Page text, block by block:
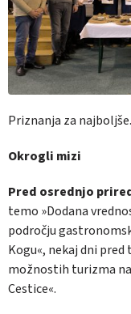
Priznanja za najboljše.
Okrogli mizi
Pred osrednjo
temo »Dodana
področju
Kogu«, nekaj dni
možnostih turizma
Cestice«.